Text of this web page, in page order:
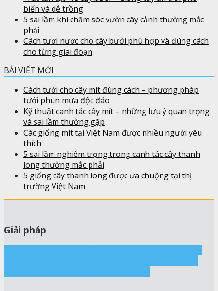
biến và dễ trồng
5 sai lầm khi chăm sóc vườn cây cảnh thường mắc
phải
Cách tưới nước cho cây bưởi phù hợp và đúng cách
cho từng giai đoạn
BÀI VIẾT MỚI
Cách tưới cho cây mít đúng cách – phương pháp
tưới phun mưa độc đáo
Kỹ thuật canh tác cây mít – những lưu ý quan trọng
và sai lầm thường gặp
Các giống mít tại Việt Nam được nhiều người yêu
thích
5 sai lầm nghiêm trọng trong canh tác cây thanh
long thường mắc phải
5 giống cây thanh long được ưa chuộng tại thị
trường Việt Nam
Giải pháp